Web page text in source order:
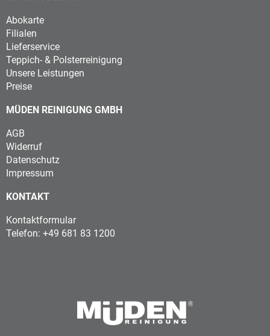
Abokarte
Filialen
Lieferservice
Teppich- & Polsterreinigung
Unsere Leistungen
Preise
MÜDEN REINIGUNG GMBH
AGB
Widerruf
Datenschutz
Impressum
KONTAKT
Kontaktformular
Telefon: +49 681 83 1200